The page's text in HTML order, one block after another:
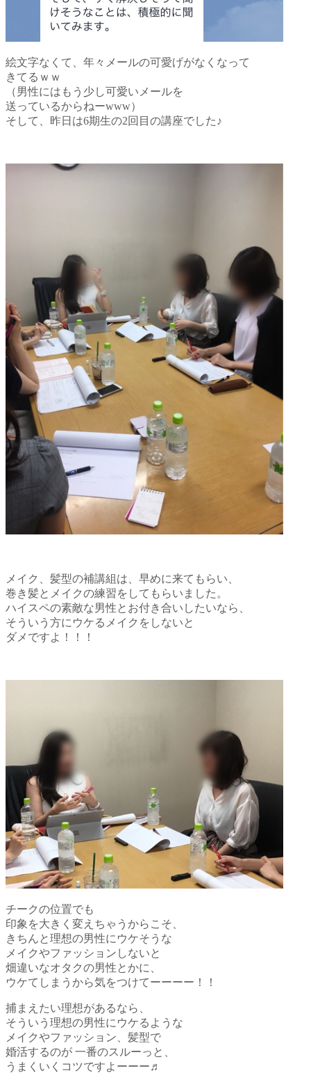
絵文字なくて、 年々メールの可愛げがなくなって
きてるｗｗ
（男性にはもう少し可愛いメールを
送っているからねーwww）
そして、昨日は6期生の2回目の講座でした♪
メイク、髪型の補講組は、早めに来てもらい、
巻き髪とメイクの練習をしてもらいました。
ハイスペの素敵な男性とお付き合いしたいなら、
そういう方にウケるメイクをしないと
ダメですよ！！！
チークの位置でも
印象を大きく変えちゃうからこそ、
きちんと理想の男性にウケそうな
メイクやファッションしないと
畑違いなオタクの男性とかに、
ウケてしまうから気をつけてーーーー！！
捕まえたい理想があるなら、
そういう理想の男性にウケるような
メイクやファッション、髪型で
婚活するのが 一番のスルーっと、
うまくいくコツですよーーー♬